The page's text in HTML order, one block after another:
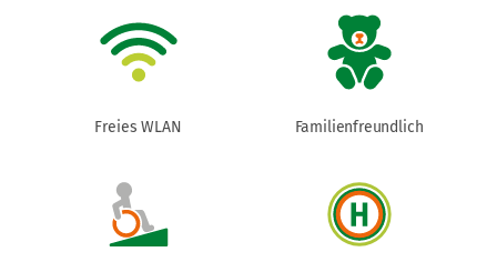
Freies WLAN Familienfreundlich